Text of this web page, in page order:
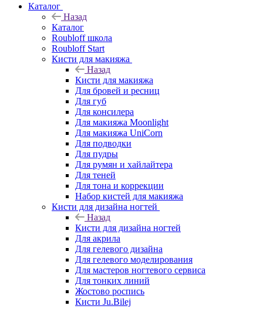
Каталог
Назад
Каталог
Roubloff школа
Roubloff Start
Кисти для макияжа
Назад
Кисти для макияжа
Для бровей и ресниц
Для губ
Для консилера
Для макияжа Moonlight
Для макияжа UniCorn
Для подводки
Для пудры
Для румян и хайлайтера
Для теней
Для тона и коррекции
Набор кистей для макияжа
Кисти для дизайна ногтей
Назад
Кисти для дизайна ногтей
Для акрила
Для гелевого дизайна
Для гелевого моделирования
Для мастеров ногтевого сервиса
Для тонких линий
Жостово роспись
Кисти Ju.Bilej